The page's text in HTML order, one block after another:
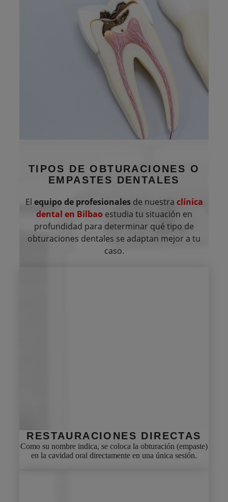
TIPOS DE OBTURACIONES O
EMPASTES DENTALES
El equipo de profesionales de nuestra clínica
dental en Bilbao estudia tu situación en
profundidad para determinar qué tipo de
obturaciones dentales se adaptan mejor a tu
caso.
RESTAURACIONES DIRECTAS
Como su nombre indica, se coloca la obturación (empaste)
en la cavidad oral directamente en una única sesión.